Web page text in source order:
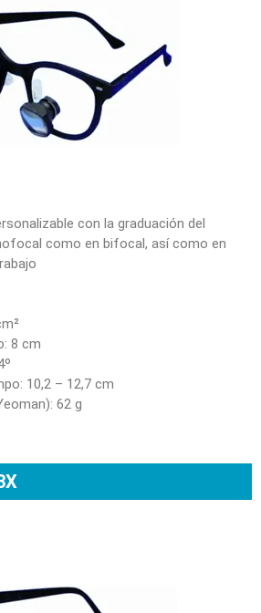
con la graduación del
como en bifocal, así como en
8 cm
10,2 – 12,7 cm
62 g